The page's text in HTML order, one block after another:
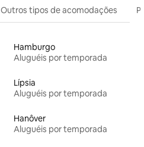
Outros tipos de acomodações
Hamburgo
Aluguéis por temporada
Lípsia
Aluguéis por temporada
Hanôver
Aluguéis por temporada